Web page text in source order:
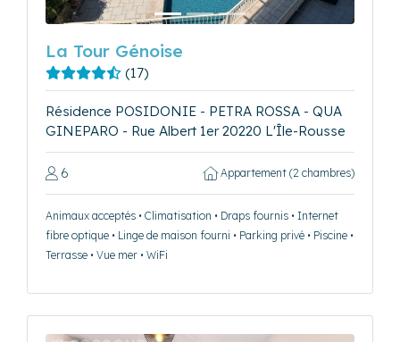
La Tour Génoise
(17)
Résidence POSIDONIE - PETRA ROSSA - QUA
GINEPARO - Rue Albert 1er 20220 L'Île-Rousse
6 Appartement (2 chambres)
Animaux acceptés • Climatisation • Draps fournis • Internet
fibre optique • Linge de maison fourni • Parking privé • Piscine •
Terrasse • Vue mer • WiFi